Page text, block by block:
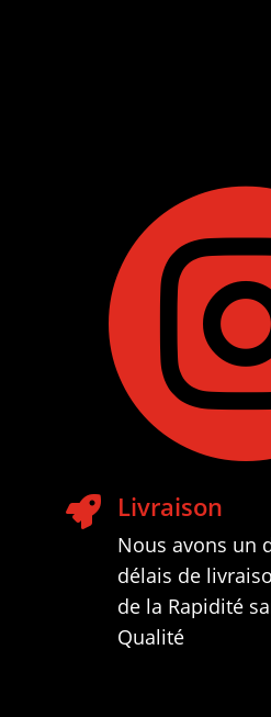
 Livraison
Nous avons un
délais de
de la Rapidité
Qualité